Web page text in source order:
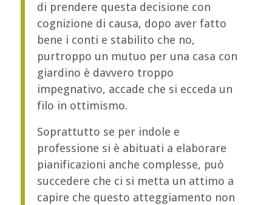
di prendere questa decisione con
cognizione di causa, dopo aver fatto
bene i conti e stabilito che no,
purtroppo un mutuo per una casa con
giardino è davvero troppo
impegnativo, accade che si ecceda un
filo in ottimismo.
Soprattutto se per indole e
professione si è abituati a elaborare
pianificazioni anche complesse, può
succedere che ci si metta un attimo a
capire che questo atteggiamento non